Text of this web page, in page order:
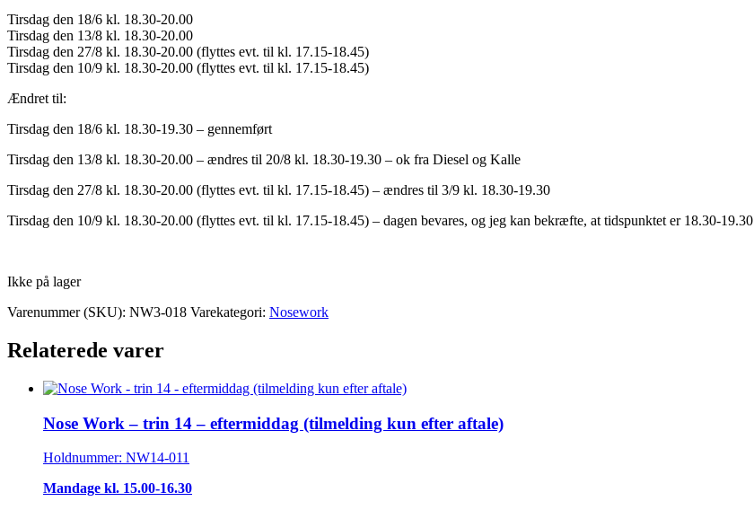
Tirsdag den 18/6 kl. 18.30-20.00
Tirsdag den 13/8 kl. 18.30-20.00
Tirsdag den 27/8 kl. 18.30-20.00 (flyttes evt. til kl. 17.15-18.45)
Tirsdag den 10/9 kl. 18.30-20.00 (flyttes evt. til kl. 17.15-18.45)
Ændret til:
Tirsdag den 18/6 kl. 18.30-19.30 – gennemført
Tirsdag den 13/8 kl. 18.30-20.00 – ændres til 20/8 kl. 18.30-19.30 – ok fra Diesel og Kalle
Tirsdag den 27/8 kl. 18.30-20.00 (flyttes evt. til kl. 17.15-18.45) – ændres til 3/9 kl. 18.30-19.30
Tirsdag den 10/9 kl. 18.30-20.00 (flyttes evt. til kl. 17.15-18.45) – dagen bevares, og jeg kan bekræfte, at tidspunktet er 18.30-19.30
Ikke på lager
Varenummer (SKU): NW3-018 Varekategori: Nosework
Relaterede varer
Nose Work – trin 14 – eftermiddag (tilmelding kun efter aftale)
Holdnummer: NW14-011
Mandage kl. 15.00-16.30